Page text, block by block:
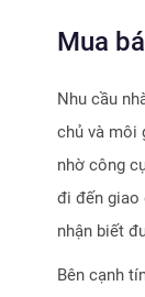
Mua
Nhu cầu
chủ và môi
nhờ công
đi đến giao
nhận biết
Bên cạnh